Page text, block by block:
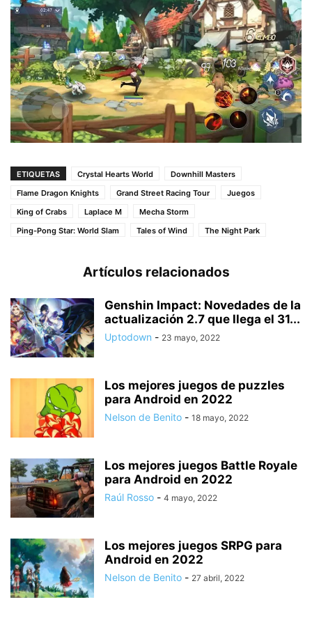
ETIQUETAS Crystal Hearts World
Downhill Masters
Flame Dragon Knights
Grand Street Racing Tour
Juegos
King of Crabs
Laplace M
Mecha Storm
Ping-Pong Star: World Slam
Tales of Wind The Night Park
Artículos relacionados
Genshin Impact: Novedades de la
actualización 2.7 que llega el 31...
Uptodown - 23 mayo, 2022
Los mejores juegos de puzzles
para Android en 2022
Nelson de Benito - 18 mayo, 2022
Los mejores juegos Battle Royale
para Android en 2022
Raúl Rosso - 4 mayo, 2022
Los mejores juegos SRPG para
Android en 2022
Nelson de Benito - 27 abril, 2022